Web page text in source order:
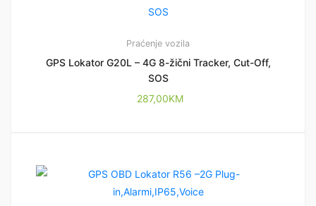
Praćenje vozila
GPS Lokator G20L – 4G 8-žični Tracker, Cut-Off,
SOS
287,00KM